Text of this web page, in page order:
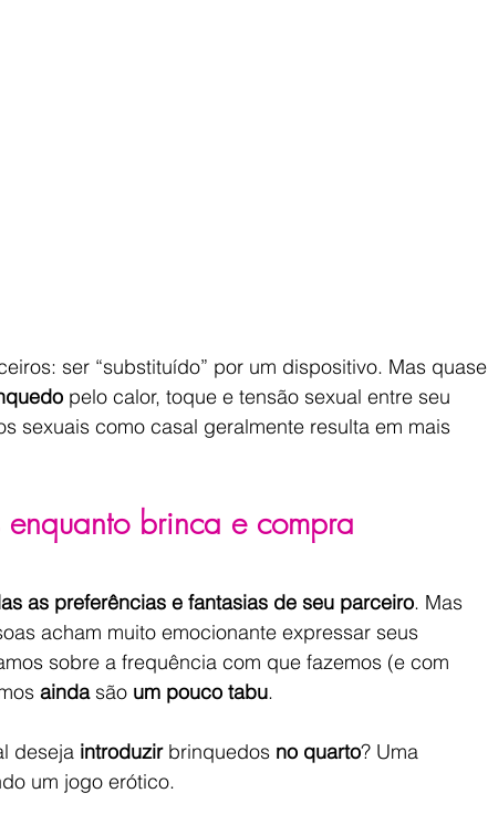
ser “substituído” por um dispositivo. Mas quase
pelo calor, toque e tensão sexual entre seu
sexuais como casal geralmente resulta em mais
brinca e compra
as preferências e fantasias de seu parceiro. Mas
acham muito emocionante expressar seus
sobre a frequência com que fazemos (e com
ainda são um pouco tabu.
deseja introduzir brinquedos no quarto? Uma
um jogo erótico.